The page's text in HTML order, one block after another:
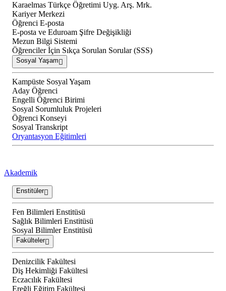
Karaelmas Türkçe Öğretimi Uyg. Arş. Mrk.
Kariyer Merkezi
Öğrenci E-posta
E-posta ve Eduroam Şifre Değişikliği
Mezun Bilgi Sistemi
Öğrenciler İçin Sıkça Sorulan Sorular (SSS)
Sosyal Yaşam
Kampüste Sosyal Yaşam
Aday Öğrenci
Engelli Öğrenci Birimi
Sosyal Sorumluluk Projeleri
Öğrenci Konseyi
Sosyal Transkript
Oryantasyon Eğitimleri
Akademik
Enstitüler
Fen Bilimleri Enstitüsü
Sağlık Bilimleri Enstitüsü
Sosyal Bilimler Enstitüsü
Fakülteler
Denizcilik Fakültesi
Diş Hekimliği Fakültesi
Eczacılık Fakültesi
Ereğli Eğitim Fakültesi